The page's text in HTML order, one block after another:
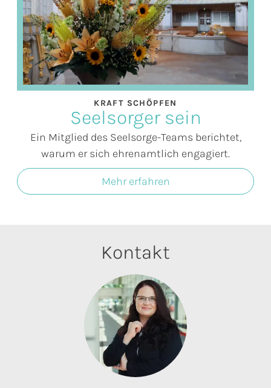
KRAFT SCHÖPFEN
Seelsorger sein
Ein Mitglied des Seelsorge-Teams berichtet,
warum er sich ehrenamtlich engagiert.
Mehr erfahren
Kontakt